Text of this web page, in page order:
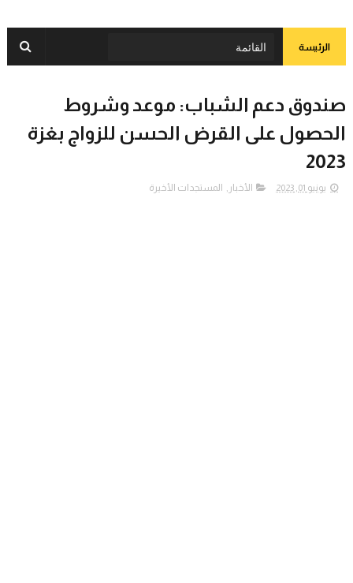
الرئيسة
صندوق دعم الشباب: موعد وشروط
الحصول على القرض الحسن للزواج بغزة
2023
يونيو 01, 2023 الأخبار , المستجدات الأخيرة